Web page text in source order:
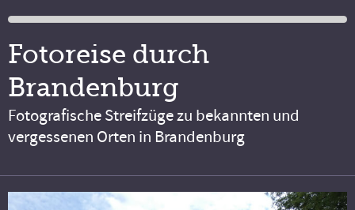
Fotoreise durch
Brandenburg
Fotografische Streifzüge zu bekannten und
vergessenen Orten in Brandenburg